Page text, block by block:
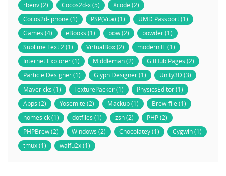
rbenv (2)
Cocos2d-x (5)
Xcode (2)
Cocos2d-iphone (1)
PSP(Vita) (1)
UMD Passport (1)
Games (4)
eBooks (1) pow (2)
powder (1)
Sublime Text 2 (1)
VirtualBox (2)
modern.IE (1)
Internet Explorer (1)
Middleman (2)
GitHub Pages (2)
Particle Designer (1)
Glyph Designer (1)
Unity3D (3)
Mavericks (1)
TexturePacker (1)
PhysicsEditor (1)
Apps (2)
Yosemite (2) Mackup (1)
Brew-file (1)
homesick (1)
dotfiles (1) zsh (2)
PHP (2)
PHPBrew (2)
Windows (2) Chocolatey (1)
Cygwin (1)
tmux (1)
waifu2x (1)